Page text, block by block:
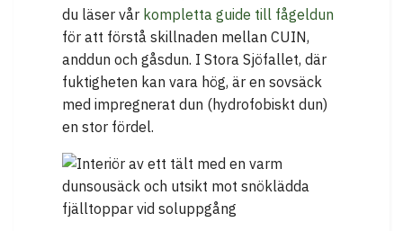
du läser vår kompletta guide till fågeldun
för att förstå skillnaden mellan CUIN,
anddun och gåsdun. I Stora Sjöfallet, där
fuktigheten kan vara hög, är en sovsäck
med impregnerat dun (hydrofobiskt dun)
en stor fördel.